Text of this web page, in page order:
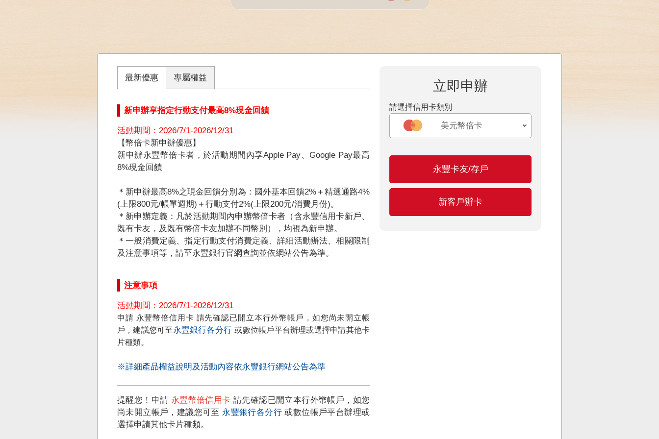
最新優惠 專屬權益
新申辦享指定行動支付最高8%現金回饋
活動期間：2026/7/1-2026/12/31
【幣倍卡新申辦優惠】
新申辦永豐幣倍卡者，於活動期間內享Apple Pay、Google Pay最高
8%現金回饋
＊新申辦最高8%之現金回饋分別為：國外基本回饋2%＋精選通路4%
(上限800元/帳單週期)＋行動支付2%(上限200元/消費月份)。
＊新申辦定義：凡於活動期間內申辦幣倍卡者（含永豐信用卡新戶、
既有卡友，及既有幣倍卡友加辦不同幣別），均視為新申辦。
＊一般消費定義、指定行動支付消費定義、詳細活動辦法、相關限制
及注意事項等，請至永豐銀行官網查詢並依網站公告為準。
注意事項
活動期間：2026/7/1-2026/12/31
申請 永豐幣倍信用卡 請先確認已開立本行外幣帳戶，如您尚未開立帳
戶，建議您可至永豐銀行各分行 或數位帳戶平台辦理或選擇申請其他卡
片種類。
※詳細產品權益說明及活動內容依永豐銀行網站公告為準
提醒您！申請 永豐幣倍信用卡 請先確認已開立本行外幣帳戶，如您
尚未開立帳戶，建議您可至 永豐銀行各分行 或數位帳戶平台辦理或
選擇申請其他卡片種類。
立即申辦
請選擇信用卡類別
永豐卡友/存戶
新客戶辦卡